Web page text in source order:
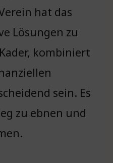
hat das
Lösungen zu
kombiniert
sein. Es
zu ebnen und